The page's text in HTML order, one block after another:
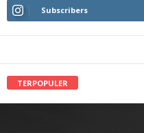
Subscribers